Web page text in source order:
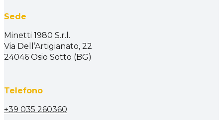
Sede
Minetti 1980 S.r.l.
Via Dell’Artigianato, 22
24046 Osio Sotto (BG)
Telefono
+39 035 260360